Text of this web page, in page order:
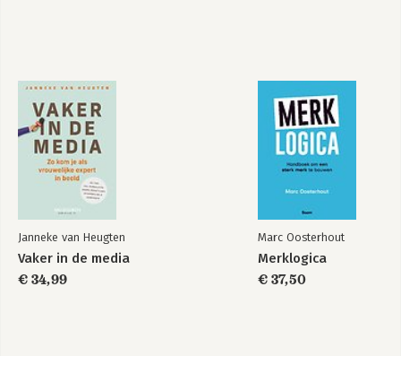
Houzé (Galeries Lafayette) 142
EPILOGUE Department stores of the future: palaces of
entertainment 149
Janneke van Heugten
Vaker in de media
€ 34,99
Marc Oosterhout
Merklogica
€ 37,50